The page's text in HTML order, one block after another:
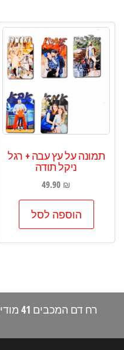
תמונה על עץ עבה + רגל
ניקל תודה
49.90 ₪
הוספה לסל
רח דם המכבים 41 מודיעין וואטספ 0587870022